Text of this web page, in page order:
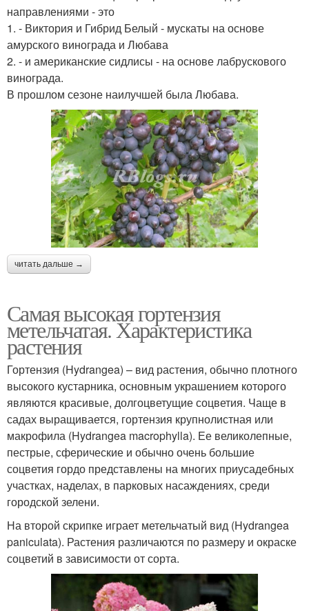
направлениями - это
1. - Виктория и Гибрид Белый - мускаты на основе
амурского винограда и Любава
2. - и американские сидлисы - на основе лабрускового
винограда.
В прошлом сезоне наилучшей была Любава.
читать дальше →
Самая высокая гортензия
метельчатая. Характеристика
растения
Гортензия (Hydrangea) – вид растения, обычно плотного
высокого кустарника, основным украшением которого
являются красивые, долгоцветущие соцветия. Чаще в
садах выращивается, гортензия крупнолистная или
макрофила (Hydrangea macrophylla). Ее великолепные,
пестрые, сферические и обычно очень большие
соцветия гордо представлены на многих приусадебных
участках, наделах, в парковых насаждениях, среди
городской зелени.
На второй скрипке играет метельчатый вид (Hydrangea
paniculata). Растения различаются по размеру и окраске
соцветий в зависимости от сорта.